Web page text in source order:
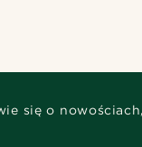
się o